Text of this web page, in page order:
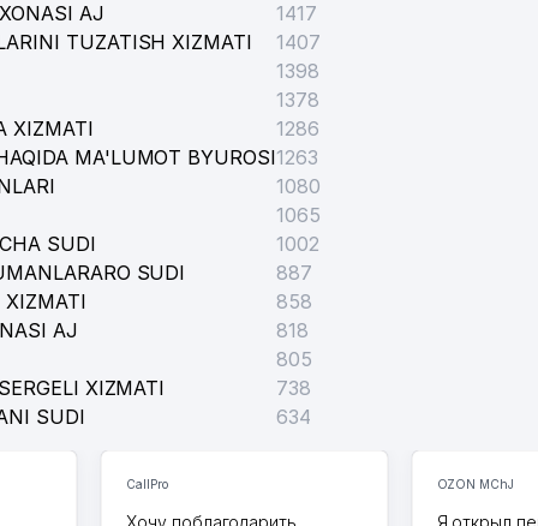
VA IMTIHON OLISH BO'LIMI
AJ
1417
TUZATISH XIZMATI
1407
1398
1378
XIZMATI
1286
MA'LUMOT BYUROSI1263
1080
1065
SUDI
1002
SUDI
887
XIZMATI
858
AJ
818
805
XIZMATI
738
SUDI 634
CallPro
Хочу поблагодарить
OZON MChJ
Я открыл